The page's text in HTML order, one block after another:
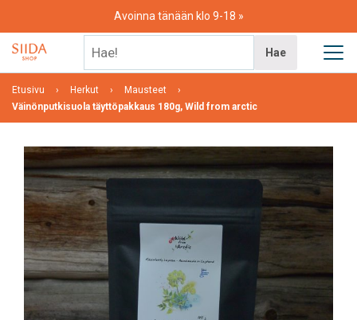
content
Avoinna tänään klo 9-18
Hae
Etusivu Herkut
Mausteet
Väinönputkisuola täyttöpakkaus 180g, Wild from arctic